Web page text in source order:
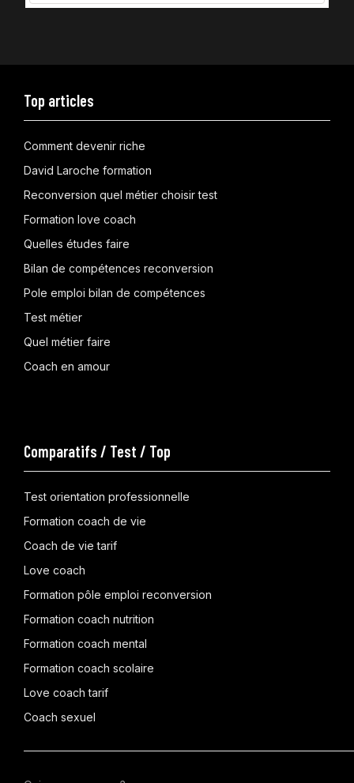
Top articles
Comment devenir riche
David Laroche formation
Reconversion quel métier choisir test
Formation love coach
Quelles études faire
Bilan de compétences reconversion
Pole emploi bilan de compétences
Test métier
Quel métier faire
Coach en amour
Comparatifs / Test / Top
Test orientation professionnelle
Formation coach de vie
Coach de vie tarif
Love coach
Formation pôle emploi reconversion
Formation coach nutrition
Formation coach mental
Formation coach scolaire
Love coach tarif
Coach sexuel